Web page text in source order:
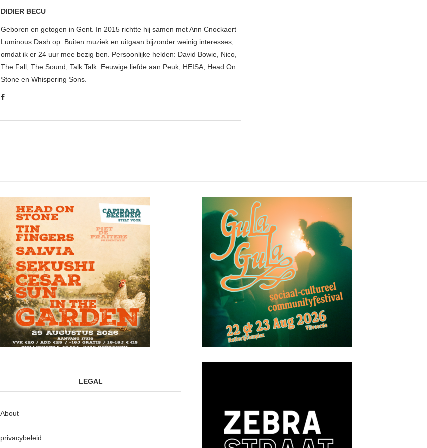
DIDIER BECU
Geboren en getogen in Gent. In 2015 richtte hij samen met Ann Cnockaert
Luminous Dash op. Buiten muziek en uitgaan bijzonder weinig interesses,
omdat ik er 24 uur mee bezig ben. Persoonlijke helden: David Bowie, Nico,
The Fall, The Sound, Talk Talk. Eeuwige liefde aan Peuk, HEISA, Head On
Stone en Whispering Sons.
LEGAL
About
privacybeleid